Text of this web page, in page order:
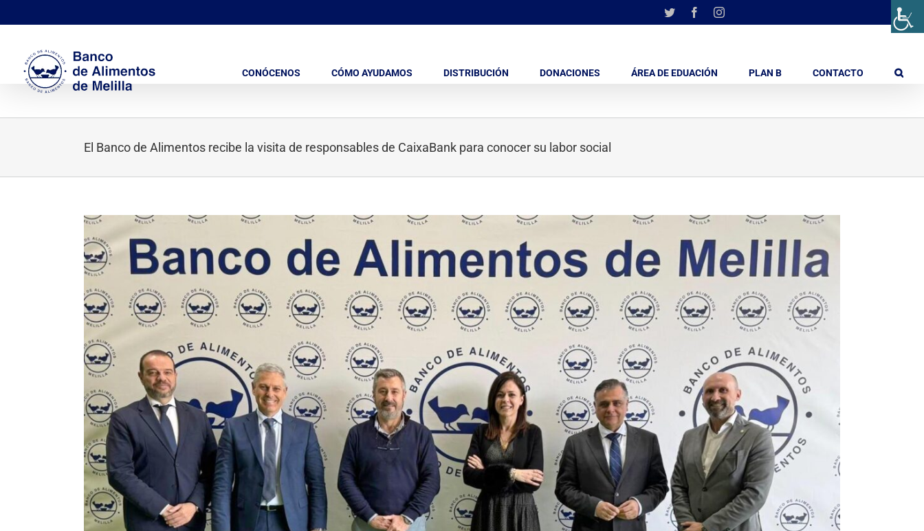
Twitter FacebookInstagram
CONÓCENOS CÓMO AYUDAMOS DISTRIBUCIÓN DONACIONES ÁREA DE EDUACIÓN PLAN B CONTACTO
El Banco de Alimentos recibe la visita de responsables de CaixaBank para conocer su labor social
Ver
imagen
más
grande